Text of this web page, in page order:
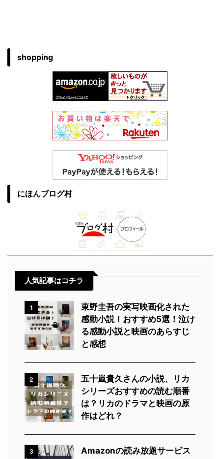
shopping
にほんブログ村
人気記事はコチラ
1
東野圭吾の実写映画化された
感動小説！おすすめ5選！泣け
る感動小説と映画のあらすじ
と感想
2
五十嵐貴久さんの小説、リカ
シリーズおすすめの読む順番
は？リカのドラマと映画の原
作はどれ？
3
Amazonの読み放題サービス